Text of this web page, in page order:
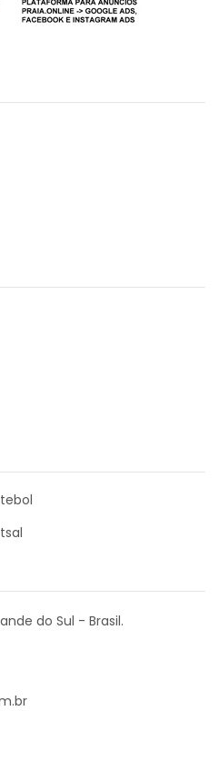
do Sul - Brasil.